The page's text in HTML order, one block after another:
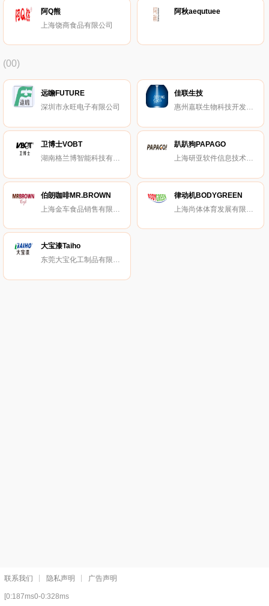
阿Q熊
上海饶商食品有限公司
阿秋aequtuee
(00)
远瞻FUTURE
深圳市永旺电子有限公司
佳联生技
惠州嘉联生物科技开发有限公司
卫博士VOBT
湖南格兰博智能科技有限责任公司
趴趴狗PAPAGO
上海研亚软件信息技术有限公司
伯朗咖啡MR.BROWN
律动机BODYGREEN
大宝漆Taiho
东莞大宝化工制品有限公司
联系我们 隐私声明 广告声明
[0:187ms0-0:328ms